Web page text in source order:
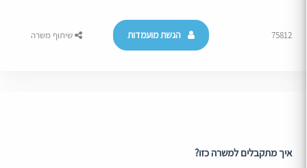
75812 הגשת מועמדות שיתוף משרה
איך מתקבלים למשרה כזו?